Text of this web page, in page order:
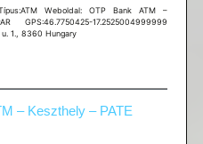
Típus:ATM Weboldal: OTP Bank ATM –
GPS:46.7750425-17.2525004999999
1., 8360 Hungary
– Keszthely – PATE